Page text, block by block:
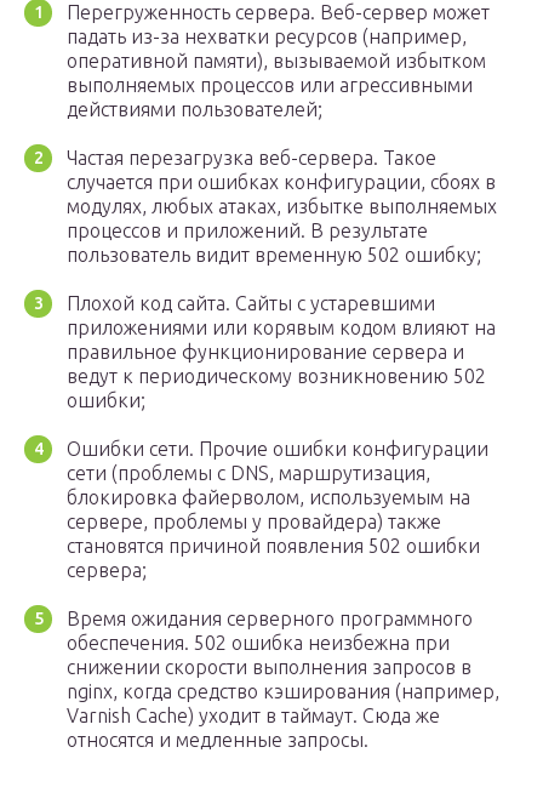
Перегруженность сервера. Веб-сервер может
падать из-за нехватки ресурсов (например,
оперативной памяти), вызываемой избытком
выполняемых процессов или агрессивными
действиями пользователей;
Частая перезагрузка веб-сервера. Такое
случается при ошибках конфигурации, сбоях в
модулях, любых атаках, избытке выполняемых
процессов и приложений. В результате
пользователь видит временную 502 ошибку;
Плохой код сайта. Сайты с устаревшими
приложениями или корявым кодом влияют на
правильное функционирование сервера и
ведут к периодическому возникновению 502
ошибки;
Ошибки сети. Прочие ошибки конфигурации
сети (проблемы с DNS, маршрутизация,
блокировка файерволом, используемым на
сервере, проблемы у провайдера) также
становятся причиной появления 502 ошибки
сервера;
Время ожидания серверного программного
обеспечения. 502 ошибка неизбежна при
снижении скорости выполнения запросов в
nginx, когда средство кэширования (например,
Varnish Cache) уходит в таймаут. Сюда же
относятся и медленные запросы.